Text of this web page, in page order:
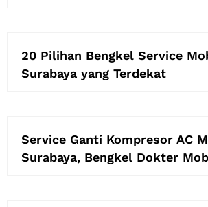
20 Pilihan Bengkel Service
Surabaya yang Terdekat
Service Ganti Kompresor AC
Surabaya, Bengkel Dokter